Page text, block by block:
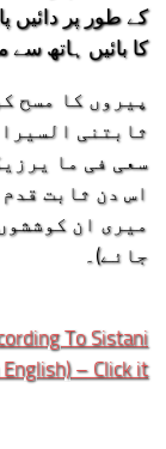
کے طور پر دائیں
کا بائیں ہاتھ سے
پیروں کا مسح
ثابتنی
سعی فی ما
اس دن ثابت
میری ان
جائے)۔
To Sistani
English) – Click it